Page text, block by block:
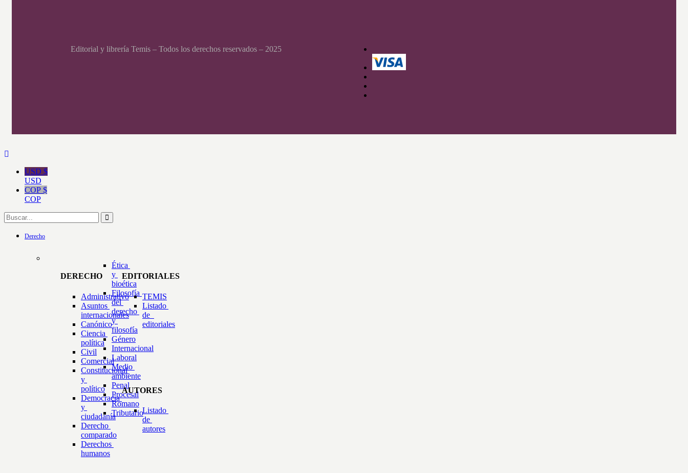
Editorial y librería Temis – Todos los derechos reservados – 2025
USD $
USD
COP $
COP
Derecho
DERECHO
Administrativo
Asuntos
internacionales
Canónico
Ciencia
política
Civil
Comercial
Constitucional
y
político
Democracia
y
ciudadanía
Derecho
comparado
Derechos
humanos
Ética
y
bioética
Filosofía
del
derecho
y
filosofía
Género
Internacional
Laboral
Medio
ambiente
Penal
Procesal
Romano
Tributario
EDITORIALES
TEMIS
Listado
de
editoriales
AUTORES
Listado
de
autores